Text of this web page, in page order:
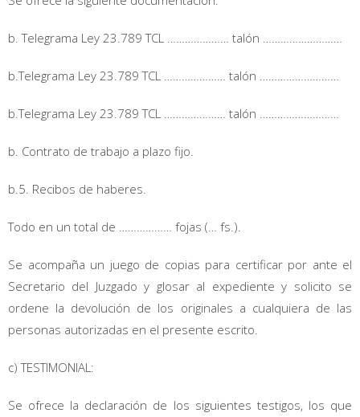
b. Telegrama Ley 23.789 TCL ………………… talón ………………………
b.Telegrama Ley 23.789 TCL ………………… talón ………………………
b.Telegrama Ley 23.789 TCL ………………… talón ………………………
b. Contrato de trabajo a plazo fijo.
b.5. Recibos de haberes.
Todo en un total de ……………… fojas (… fs.).
Se acompaña un juego de copias para certificar por ante el
Secretario del Juzgado y glosar al expediente y solicito se
ordene la devolución de los originales a cualquiera de las
personas autorizadas en el presente escrito.
c) TESTIMONIAL:
Se ofrece la declaración de los siguientes testigos, los que